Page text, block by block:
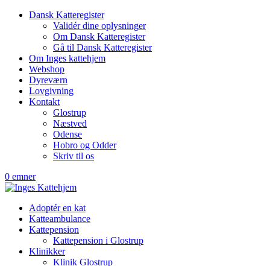
Dansk Katteregister
Validér dine oplysninger
Om Dansk Katteregister
Gå til Dansk Katteregister
Om Inges kattehjem
Webshop
Dyreværn
Lovgivning
Kontakt
Glostrup
Næstved
Odense
Hobro og Odder
Skriv til os
0 emner
Adoptér en kat
Katteambulance
Kattepension
Kattepension i Glostrup
Klinikker
Klinik Glostrup